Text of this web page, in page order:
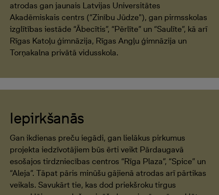
atrodas gan jaunais Latvijas Universitātes
Akadēmiskais centrs (“Zinību Jūdze"), gan pirmsskolas
izglītības iestāde “Ābecītis”, “Pērlīte” un “Saulīte”, kā arī
Rīgas Katoļu ģimnāzija, Rīgas Angļu ģimnāzija un
Torņakalna privātā vidusskola.
Iepirkšanās
Gan ikdienas preču iegādi, gan lielākus pirkumus
projekta iedzīvotājiem būs ērti veikt Pārdaugavā
esošajos tirdzniecības centros “Rīga Plaza”, “Spice” un
“Aleja”. Tāpat pāris minūšu gājienā atrodas arī pārtikas
veikals. Savukārt tie, kas dod priekšroku tirgus